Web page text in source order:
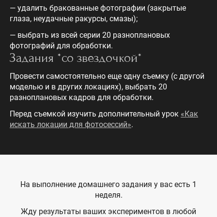
— удалить бракованные фотографии (закрытые
глаза, неудачные ракурсы, смазы);
— выбрать из всей серии 20 разноплановых
фотографий для обработки.
Задания *со звездочкой*
Провести самостоятельно еще одну съемку (с другой
моделью и в других локациях), выбрать 20
разноплановых кадров для обработки.
Перед съемкой изучить дополнительный урок «Как
искать локации для фотосессий».
На выполнение домашнего задания у вас есть 1
неделя.
Жду результаты ваших экспериментов в любой